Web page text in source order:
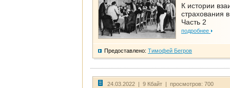
К истории
страхования
Часть 2
подробнее
Предоставлено: Тимофей Бегров
24.03.2022 | 9 Кбайт | просмотров: 700